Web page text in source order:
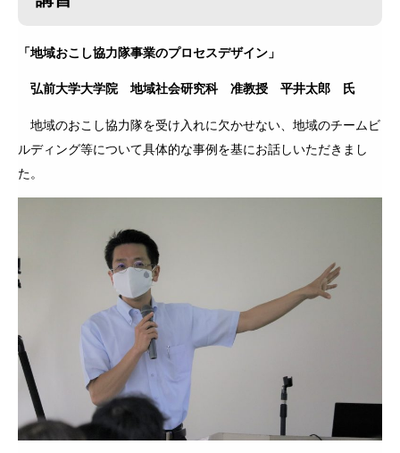
「地域おこし協力隊事業のプロセスデザイン」
弘前大学大学院 地域社会研究科 准教授 平井太郎 氏
地域のおこし協力隊を受け入れに欠かせない、地域のチームビ
ルディング等について具体的な事例を基にお話しいただきまし
た。